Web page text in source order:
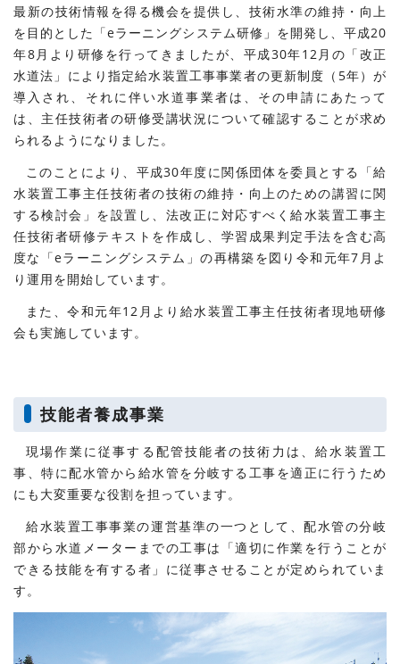
最新の技術情報を得る機会を提供し、技術水準の維持・向上
を目的とした「eラーニングシステム研修」を開発し、平成20
年8月より研修を行ってきましたが、平成30年12月の「改正
水道法」により指定給水装置工事事業者の更新制度（5年）が
導入され、それに伴い水道事業者は、その申請にあたって
は、主任技術者の研修受講状況について確認することが求め
られるようになりました。
このことにより、平成30年度に関係団体を委員とする「給
水装置工事主任技術者の技術の維持・向上のための講習に関
する検討会」を設置し、法改正に対応すべく給水装置工事主
任技術者研修テキストを作成し、学習成果判定手法を含む高
度な「eラーニングシステム」の再構築を図り令和元年7月よ
り運用を開始しています。
また、令和元年12月より給水装置工事主任技術者現地研修
会も実施しています。
技能者養成事業
現場作業に従事する配管技能者の技術力は、給水装置工
事、特に配水管から給水管を分岐する工事を適正に行うため
にも大変重要な役割を担っています。
給水装置工事事業の運営基準の一つとして、配水管の分岐
部から水道メーターまでの工事は「適切に作業を行うことが
できる技能を有する者」に従事させることが定められていま
す。